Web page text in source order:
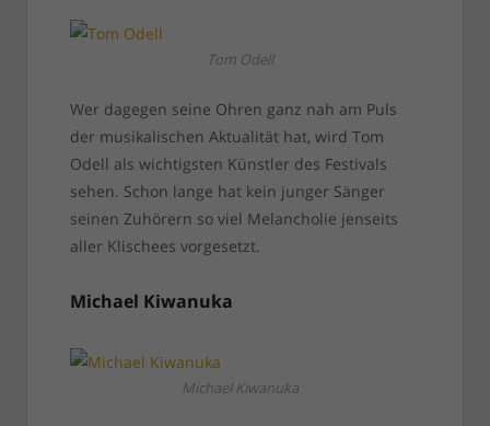
Tom Odell
Wer dagegen seine Ohren ganz nah am Puls
der musikalischen Aktualität hat, wird Tom
Odell als wichtigsten Künstler des Festivals
sehen. Schon lange hat kein junger Sänger
seinen Zuhörern so viel Melancholie jenseits
aller Klischees vorgesetzt.
Michael Kiwanuka
Michael Kiwanuka